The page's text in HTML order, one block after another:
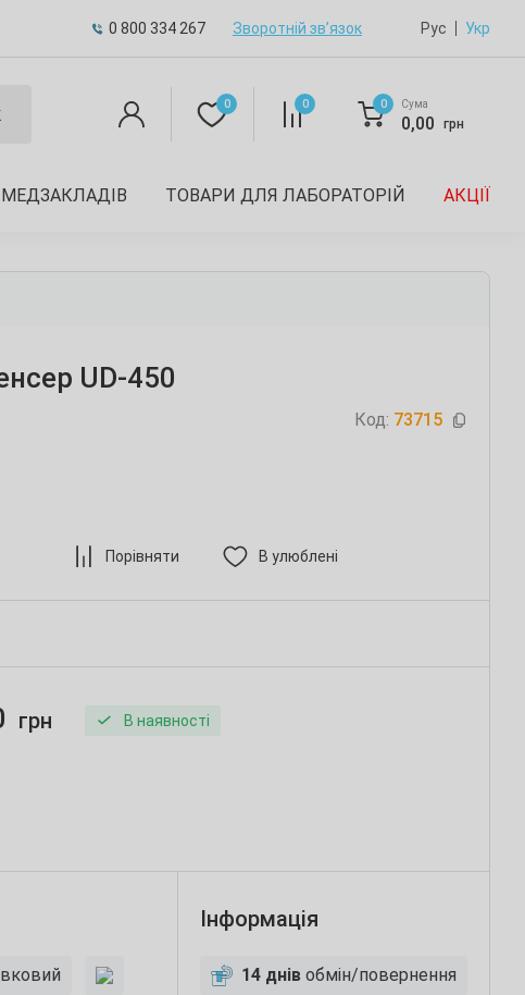
0 800 334 267 Зворотній зв’язок Рус Укр
0 0 0 Сума
0,00 грн
ТОВАРИ ДЛЯ ЛАБОРАТОРІЙ АКЦІЇ
UD-450
Код: 73715
Порівняти В улюблені
грн В наявності
Інформація
14 днів обмін/повернення